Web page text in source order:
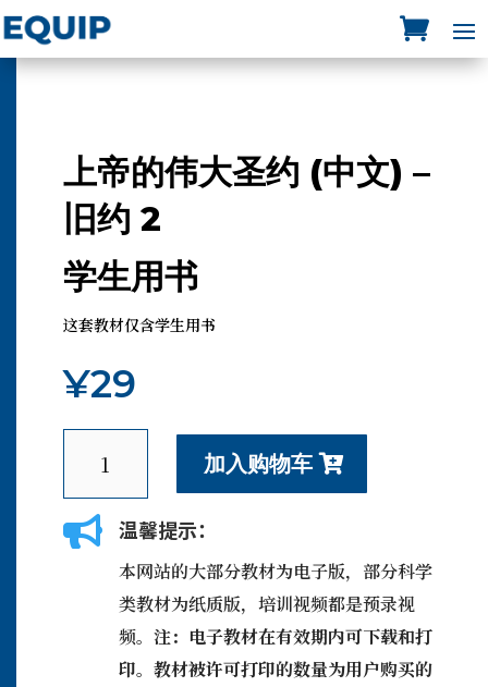
上帝的伟大圣约 (中文) –
旧约 2
学生用书
这套教材仅含学生用书
¥29
大
加入购物车
 温馨提示：
本网站的大部分教材为电子版，部分科学
类教材为纸质版，培训视频都是预录视
频。注：电子教材在有效期内可下载和打
印。教材被许可打印的数量为用户购买的